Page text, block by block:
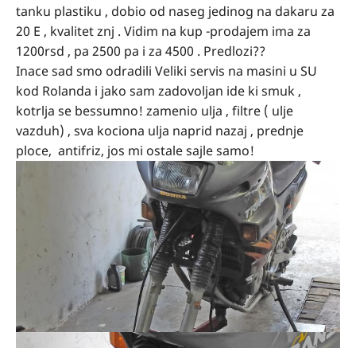
tanku plastiku , dobio od naseg jedinog na dakaru za
20 E , kvalitet znj . Vidim na kup -prodajem ima za
1200rsd , pa 2500 pa i za 4500 . Predlozi??
Inace sad smo odradili Veliki servis na masini u SU
kod Rolanda i jako sam zadovoljan ide ki smuk ,
kotrlja se bessumno! zamenio ulja , filtre ( ulje
vazduh) , sva kociona ulja naprid nazaj , prednje
ploce, antifriz, jos mi ostale sajle samo!